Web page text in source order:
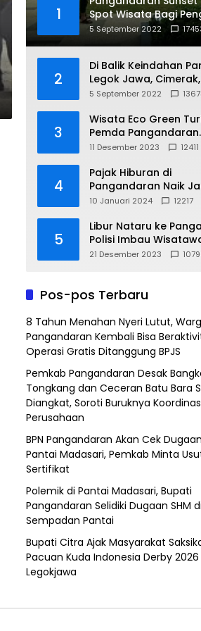
1
Spot Wisata Bagi
5 September 2022
2
Di Balik Keindahan
Legok Jawa, Cimerak,
Pangandaran
5 September 2022
3
Wisata Eco Green
Pemda Pangandaran
Gandeng PLN
11 Desember 2023 12411
4
Pajak Hiburan di
Pangandaran Naik
Persen
10 Januari 2024 12217
5
Libur Nataru ke
Polisi Imbau
Gunakan Jalur Arteri
21 Desember 2023
Pos-pos Terbaru
8 Tahun Menahan Nyeri Lutut,
Pangandaran Kembali Bisa
Operasi Gratis Ditanggung BPJS
Pemkab Pangandaran Desak
Tongkang dan Ceceran Batu Bara
Diangkat, Soroti Buruknya
Perusahaan
BPN Pangandaran Akan Cek
Pantai Madasari, Pemkab Minta
Sertifikat
Polemik di Pantai Madasari, Bupati
Pangandaran Selidiki Dugaan SHM
Sempadan Pantai
Bupati Citra Ajak Masyarakat
Pacuan Kuda Indonesia Derby 2026
Legokjawa